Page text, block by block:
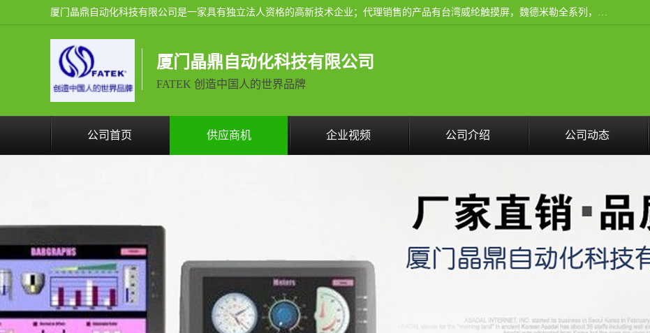
厦门晶鼎自动化科技有限公司是一家具有独立法人资格的高新技术企业；代理销售的产品有台湾威纶触摸屏，魏德米勒全系列，永宏触摸屏,威纶触摸屏,台湾威纶weinview触摸屏,台湾永宏PLC，FATEK,永宏伺服,图儿克总线，施耐德，欧姆龙，西门子，富士变频，K&N蓝系列， BUSSMANN，松下变频器，丹佛斯变频器等。
厦门晶鼎自动化科技有限公司
FATEK 创造中国人的世界品牌
公司首页 供应商机 企业视频 公司介绍 公司动态